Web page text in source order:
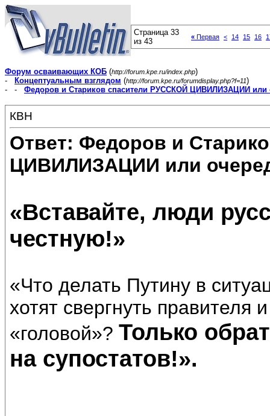
Страница 33
из 43
« Первая < 14 15 16
Форум осваивающих КОБ (http://forum.kpe.ru/index.php)
-
Концептуальным взглядом (http://forum.kpe.ru/forumdisplay.php?f=11)
- - Федоров и Стариков спасители РУССКОЙ ЦИВИЛИЗАЦИИ или
КВН
Ответ: Федоров и
ЦИВИЛИЗАЦИИ или
«Вставайте, люди
честную!»
«Что делать Путину в
хотят свергнуть правителя
«головой»? Только
на супостатов!».